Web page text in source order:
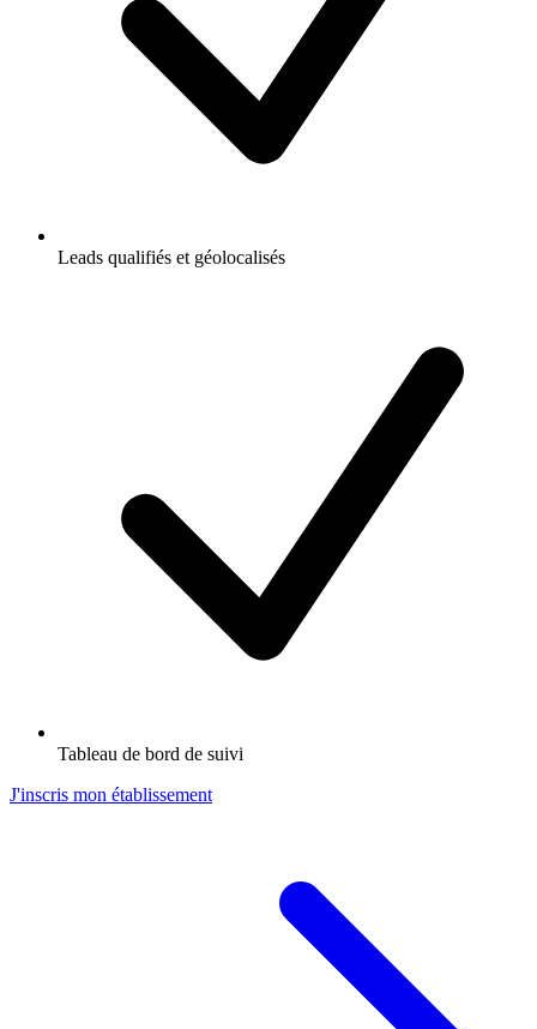
Leads qualifiés et géolocalisés
Tableau de bord de suivi
J'inscris mon établissement